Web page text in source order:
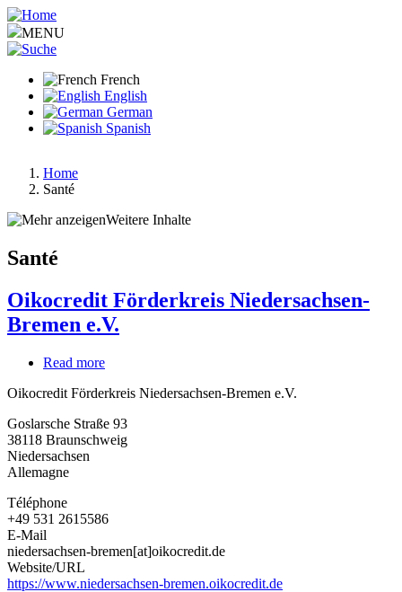
Aller
au
contenu
MENU
French
English
German
Spanish
Fil
d'Ariane
Home
Santé
Weitere Inhalte
Santé
Oikocredit Förderkreis Niedersachsen-
Bremen e.V.
Read more
Förderkreis
Bremen
e.V.
Oikocredit Förderkreis Niedersachsen-Bremen e.V.
Goslarsche Straße 93
38118 Braunschweig
Niedersachsen
Allemagne
Téléphone
+49 531 2615586
E-Mail
niedersachsen-bremen[at]oikocredit.de
Website/URL
https://www.niedersachsen-bremen.oikocredit.de